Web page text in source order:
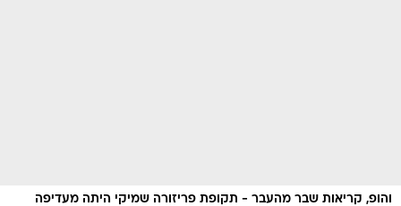
והופ, קריאות שבר מהעבר - תקופת פריזורה שמיקי היתה מעדיפה